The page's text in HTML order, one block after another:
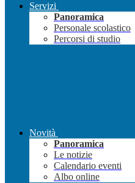
Servizi
Panoramica
Personale scolastico
Percorsi di studio
Novità
Panoramica
Le notizie
Calendario eventi
Albo online